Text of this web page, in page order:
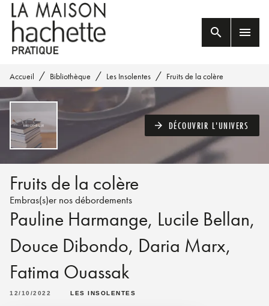
MENU RECHERCHE
PIED DE PAGE
search menu
Accueil / Bibliothèque / Les Insolentes / Fruits de la colère
arrow_forward DÉCOUVRIR L'UNIVERS
Fruits de la colère
Embras(s)er nos débordements
Pauline Harmange, Lucile Bellan,
Douce Dibondo, Daria Marx,
Fatima Ouassak
12/10/2022 LES INSOLENTES